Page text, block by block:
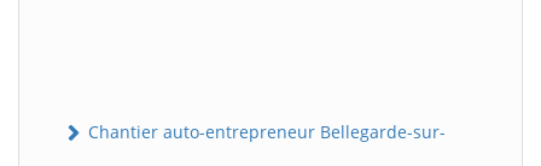
Chantier auto-entrepreneur Bellegarde-sur-